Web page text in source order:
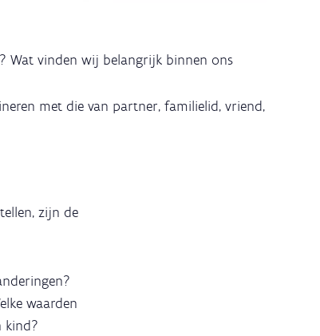
Wat vinden wij belangrijk binnen ons
met die van partner, familielid, vriend,
zijn de
waarden
kind?